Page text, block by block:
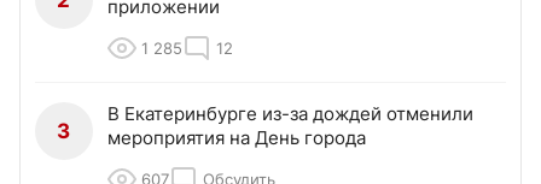
приложении
1 285 12
3
В Екатеринбурге из-за дождей отменили
мероприятия на День города
607 Обсудить